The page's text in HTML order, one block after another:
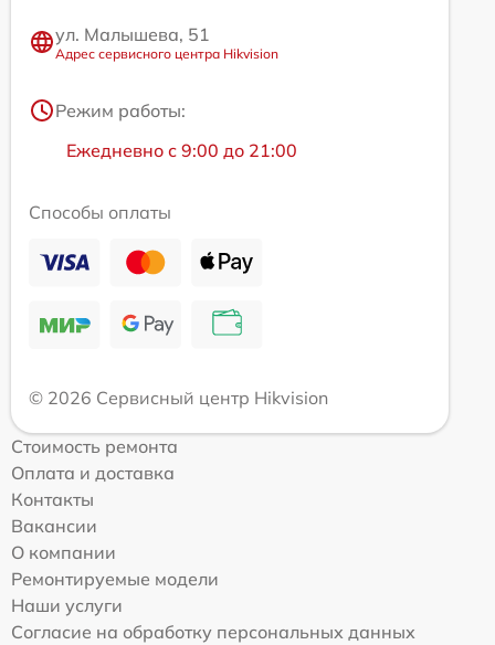
ул. Малышева, 51
Адрес сервисного центра Hikvision
Режим работы:
Ежедневно с 9:00 до 21:00
Способы оплаты
© 2026 Сервисный центр Hikvision
Стоимость ремонта
Оплата и доставка
Контакты
Вакансии
О компании
Ремонтируемые модели
Наши услуги
Согласие на обработку персональных данных